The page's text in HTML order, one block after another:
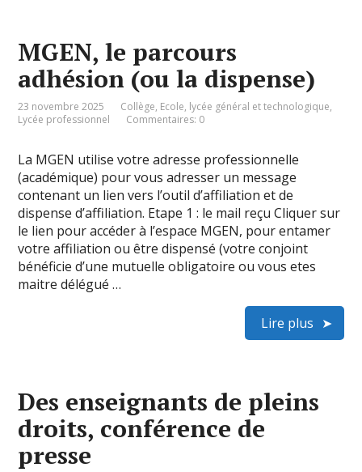
MGEN, le parcours
adhésion (ou la dispense)
23 novembre 2025 Collège, Ecole, lycée général et technologique,
Lycée professionnel
Commentaires: 0
La MGEN utilise votre adresse professionnelle
(académique) pour vous adresser un message
contenant un lien vers l’outil d’affiliation et de
dispense d’affiliation. Etape 1 : le mail reçu Cliquer sur
le lien pour accéder à l’espace MGEN, pour entamer
votre affiliation ou être dispensé (votre conjoint
bénéficie d’une mutuelle obligatoire ou vous etes
maitre délégué …
Lire plus
Des enseignants de pleins
droits, conférence de
presse